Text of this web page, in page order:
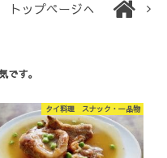
トップページへ
です。
タイ料理 スナック・一品物